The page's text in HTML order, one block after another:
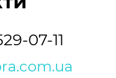
07-11